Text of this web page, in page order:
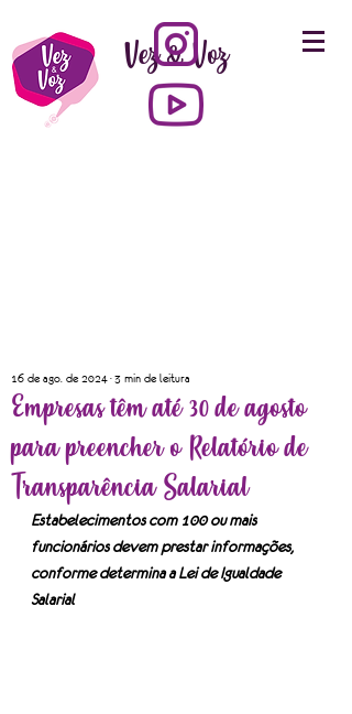
Vez & Voz
Empresas têm até 30 de agosto
para preencher o Relatório de
Transparência Salarial
16 de ago. de 2024 3 min de leitura
Estabelecimentos com 100 ou mais
funcionários devem prestar informações,
conforme determina a Lei de Igualdade
Salarial